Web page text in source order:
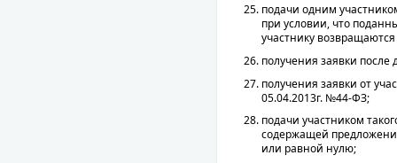
подачи одним
при условии, что
участнику
получения заявки после
получения заявки от
05.04.2013г. №44-ФЗ;
подачи участником
содержащей
или равной нулю;